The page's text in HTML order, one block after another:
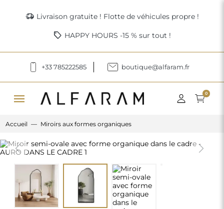
delivery_truck_speed Livraison gratuite ! Flotte de véhicules propre !
sell HAPPY HOURS -15 % sur tout !
+33 785222585 boutique@alfaram.fr
menu 0
Accueil Miroirs aux formes organiques
Previous Next